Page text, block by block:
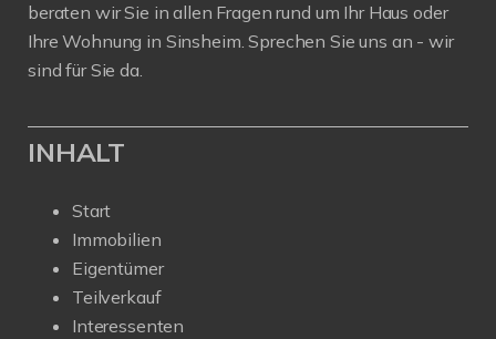
beraten wir Sie in allen Fragen rund um Ihr Haus oder
Ihre Wohnung in Sinsheim. Sprechen Sie uns an - wir
sind für Sie da.
INHALT
Start
Immobilien
Eigentümer
Teilverkauf
Interessenten